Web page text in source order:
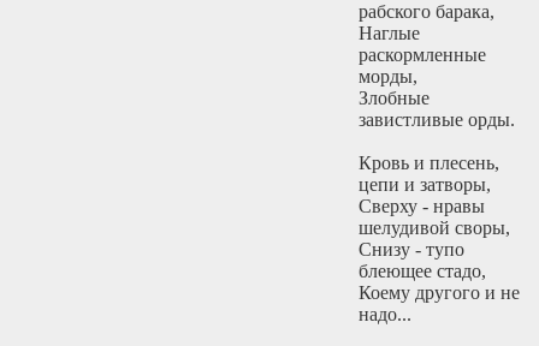
рабского барака,
Наглые
раскормленные
морды,
Злобные
завистливые орды.
Кровь и плесень,
цепи и затворы,
Сверху - нравы
шелудивой своры,
Снизу - тупо
блеющее стадо,
Коему другого и не
надо...